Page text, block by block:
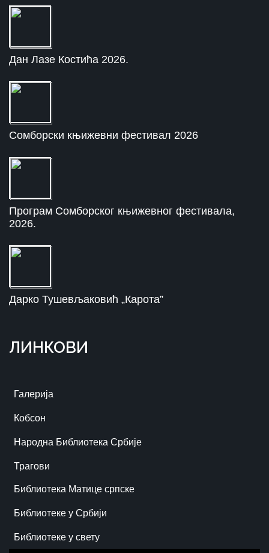
Дан Лазе Костића 2026.
Сомборски књижевни фестивал 2026
Програм Сомборског књижевног фестивала,
2026.
Дарко Тушевљаковић „Карота”
ЛИНКОВИ
Галерија
Кобсон
Народна Библиотека Србије
Трагови
Библиотека Матице српске
Библиотеке у Србији
Библиотеке у свету